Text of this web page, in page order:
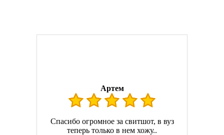
Артем
Спасибо огромное за свитшот, в вуз
теперь только в нем хожу..